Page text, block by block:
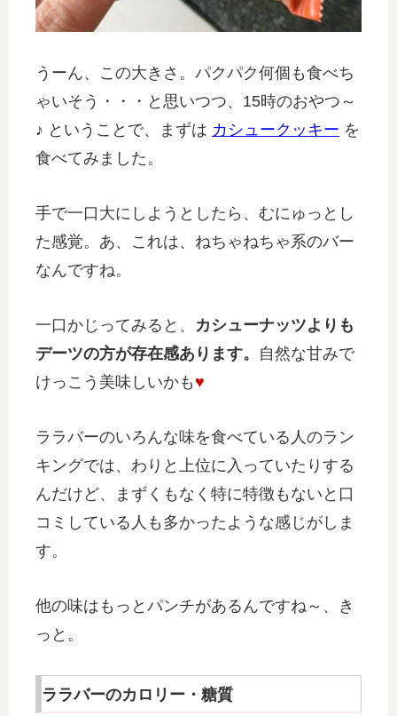
うーん、この大きさ。パクパク何個も食べち
ゃいそう・・・と思いつつ、15時のおやつ～
♪ ということで、まずは カシュークッキー を
食べてみました。
手で一口大にしようとしたら、むにゅっとし
た感覚。あ、これは、ねちゃねちゃ系のバー
なんですね。
一口かじってみると、 カシューナッツよりも
デーツの方が存在感あります。 自然な甘みで
けっこう美味しいかも ♥
ララバーのいろんな味を食べている人のラン
キングでは、わりと上位に入っていたりする
んだけど、まずくもなく特に特徴もないと口
コミしている人も多かったような感じがしま
す。
他の味はもっとパンチがあるんですね～、き
っと。
ララバーのカロリー・糖質